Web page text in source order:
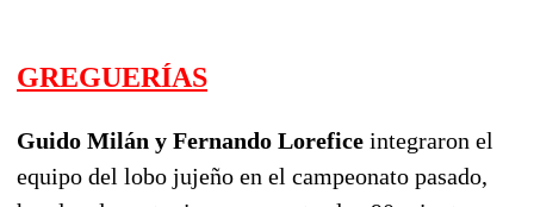
GREGUERÍAS
Guido Milán y Fernando Lorefice integraron el
equipo del lobo jujeño en el campeonato pasado,